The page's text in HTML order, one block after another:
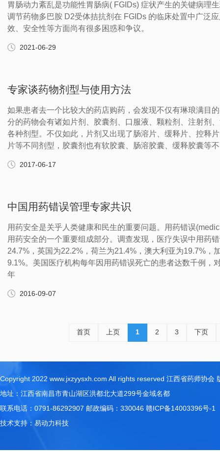
胃肠动力紊乱是功能性胃肠病( FGIDs) 症状产生的关键病理
调节药物多巴胺 D2受体拮抗剂在 FGIDs 的临床处置中广泛
效、安全性等方面尚有很多困惑和争议。
2021-06-29
专家谈药物剂型与使用方法
如果患者去一个比较大的药店购药，会发现不仅有琳琅满目
分的药物会有诸如片剂、胶囊剂、口服液、颗粒剂、注射剂
各种剂型。不仅如此，片剂又出现了肠溶片、缓释片、控释
片等不同剂型，胶囊剂也有软胶囊、肠溶胶囊、缓释胶囊等
2017-06-17
中国用药错误管理专家共识
用药安全是关乎人类健康和民生的重要问题。用药错误
用药安全的一个重要组成部分。调查发现，医疗失误中用药
24.7%，英国为22.2%，荷兰为21.4%，澳大利亚为19.7%，
9.1%。美国医疗机构每年因用药错误死亡的患者达数千例，
年
2016-09-07
首页 上页 1 2 3 下页
Copyright 2022 www.jxzyysxh.com All rights reserved 江西省药师协会
地址：江西省南昌市青山湖区洪都北大道299号金域名都
联系电话：0791-86292907 邮政编码：330046 赣ICP备14003396号-1
技术支持： 易动力科技